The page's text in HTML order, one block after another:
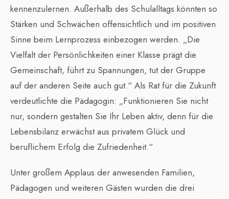
kennenzulernen. Außerhalb des Schulalltags könnten so
Stärken und Schwächen offensichtlich und im positiven
Sinne beim Lernprozess einbezogen werden. „Die
Vielfalt der Persönlichkeiten einer Klasse prägt die
Gemeinschaft, führt zu Spannungen, tut der Gruppe
auf der anderen Seite auch gut.“ Als Rat für die Zukunft
verdeutlichte die Pädagogin: „Funktionieren Sie nicht
nur, sondern gestalten Sie Ihr Leben aktiv, denn für die
Lebensbilanz erwächst aus privatem Glück und
beruflichem Erfolg die Zufriedenheit.“
Unter großem Applaus der anwesenden Familien,
Pädagogen und weiteren Gästen wurden die drei